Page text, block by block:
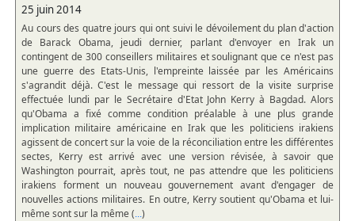
25 juin 2014
Au cours des quatre jours qui ont suivi le dévoilement du plan d'action
de Barack Obama, jeudi dernier, parlant d'envoyer en Irak un
contingent de 300 conseillers militaires et soulignant que ce n'est pas
une guerre des Etats-Unis, l'empreinte laissée par les Américains
s'agrandit déjà. C'est le message qui ressort de la visite surprise
effectuée lundi par le Secrétaire d'Etat John Kerry à Bagdad. Alors
qu'Obama a fixé comme condition préalable à une plus grande
implication militaire américaine en Irak que les politiciens irakiens
agissent de concert sur la voie de la réconciliation entre les différentes
sectes, Kerry est arrivé avec une version révisée, à savoir que
Washington pourrait, après tout, ne pas attendre que les politiciens
irakiens forment un nouveau gouvernement avant d'engager de
nouvelles actions militaires. En outre, Kerry soutient qu'Obama et lui-
même sont sur la même (...)